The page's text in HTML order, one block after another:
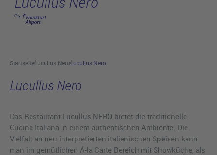
Hauptinhalt anspringen
StartseiteLucullus NeroLucullus Nero
Lucullus Nero
Das Restaurant Lucullus NERO bietet die traditionelle
Cucina Italiana in einem authentischen Ambiente. Die
Vielfalt an neu interpretierten italienischen Speisen kann
man im gemütlichen Á-la Carte Bereich mit Showküche, als